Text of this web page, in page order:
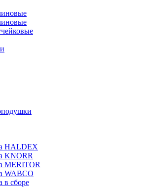
HALDEX
KNORR
MERITOR
WABCO
в сборе